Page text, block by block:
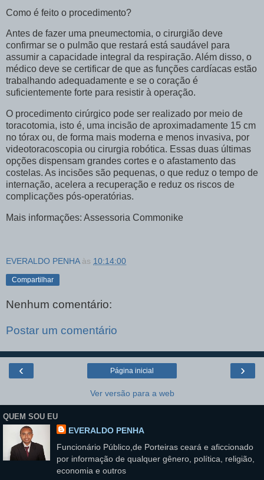
Como é feito o procedimento?
Antes de fazer uma pneumectomia, o cirurgião deve
confirmar se o pulmão que restará está saudável para
assumir a capacidade integral da respiração. Além disso, o
médico deve se certificar de que as funções cardíacas estão
trabalhando adequadamente e se o coração é
suficientemente forte para resistir à operação.
O procedimento cirúrgico pode ser realizado por meio de
toracotomia, isto é, uma incisão de aproximadamente 15 cm
no tórax ou, de forma mais moderna e menos invasiva, por
videotoracoscopia ou cirurgia robótica. Essas duas últimas
opções dispensam grandes cortes e o afastamento das
costelas. As incisões são pequenas, o que reduz o tempo de
internação, acelera a recuperação e reduz os riscos de
complicações pós-operatórias.
Mais informações: Assessoria Commonike
EVERALDO PENHA às 10:14:00
Compartilhar
Nenhum comentário:
Postar um comentário
‹ ›
Página inicial
Ver versão para a web
QUEM SOU EU
EVERALDO PENHA
Funcionário Público,de Porteiras ceará e aficcionado
por informação de qualquer gênero, política, religião,
economia e outros